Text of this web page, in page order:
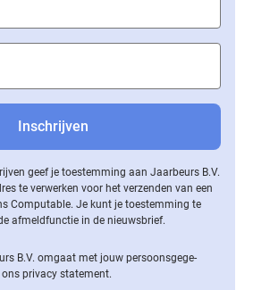
geef je toestemming aan Jaarbeurs B.V.
te verwerken voor het verzenden van een
Computable. Je kunt je toestemming te
af­meld­func­tie in de nieuwsbrief.
B.V. omgaat met jouw per­soons­ge­ge­
privacy statement.